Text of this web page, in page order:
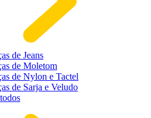
de Jeans
de Moletom
de Nylon e Tactel
de Sarja e Veludo